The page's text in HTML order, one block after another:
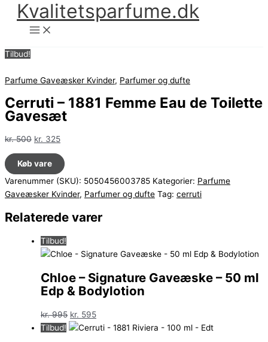
Kvalitetsparfume.dk
Tilbud!
Parfume Gaveæsker Kvinder, Parfumer og dufte
Cerruti – 1881 Femme Eau de Toilette
Gavesæt
kr.500 Den
oprindelige
pris
var:
kr. 500.
kr. 325Den
pris
er:
kr. 325.
Køb vare
Varenummer (SKU): 5050456003785 Kategorier: Parfume
Gaveæsker Kvinder, Parfumer og dufte Tag: cerruti
Relaterede varer
Tilbud!
Chloe – Signature Gaveæske – 50 ml
Edp & Bodylotion
kr.995 Den
oprindelige
kr. 595Den
aktuelle
Tilbud!